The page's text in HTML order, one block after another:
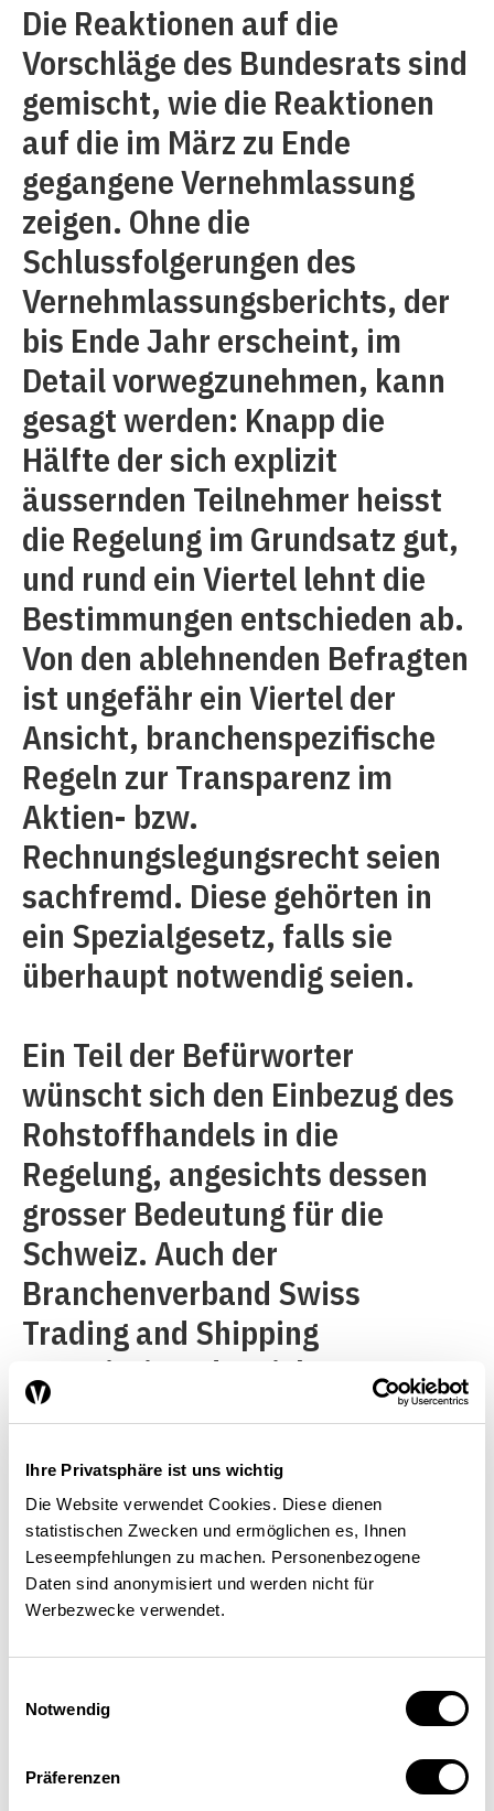
Ihre Privatsphäre ist uns wichtig
Die Website verwendet Cookies. Diese dienen
statistischen Zwecken und ermöglichen es, Ihnen
Leseempfehlungen zu machen. Personenbezogene
Daten sind anonymisiert und werden nicht für
Werbezwecke verwendet.
Notwendig
Präferenzen
Die Reaktionen auf die
Vorschläge des Bundesrats sind
gemischt, wie die Reaktionen
auf die im März zu Ende
gegangene Vernehmlassung
zeigen. Ohne die
Schlussfolgerungen des
Vernehmlassungsberichts, der
bis Ende Jahr erscheint, im
Detail vorwegzunehmen, kann
gesagt werden: Knapp die
Hälfte der sich explizit
äussernden Teilnehmer heisst
die Regelung im Grundsatz gut,
und rund ein Viertel lehnt die
Bestimmungen entschieden ab.
Von den ablehnenden Befragten
ist ungefähr ein Viertel der
Ansicht, branchenspezifische
Regeln zur Transparenz im
Aktien- bzw.
Rechnungslegungsrecht seien
sachfremd. Diese gehörten in
ein Spezialgesetz, falls sie
überhaupt notwendig seien.
Ein Teil der Befürworter
wünscht sich den Einbezug des
Rohstoffhandels in die
Regelung, angesichts dessen
grosser Bedeutung für die
Schweiz. Auch der
Branchenverband Swiss
Trading and Shipping
Association, der sich
grundsätzlich eher positiv
bestimmten Voraussetzungen
einer Ausdehnung auf den
Handel zustimmen. Gewichtige
Rohstoffförderunternehmen
sind aber nicht Mitglied des
Verbandes und haben sich im
Vernehmlassungsverfahren
zurückgehalten.